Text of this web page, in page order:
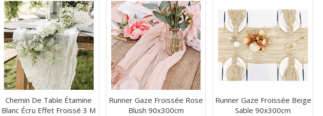
Chemin De Table Étamine
Blanc Écru Effet Froissé 3 M
Runner Gaze Froissée Rose
Blush 90x300cm
Runner Gaze Froissée Beige
Sable 90x300cm